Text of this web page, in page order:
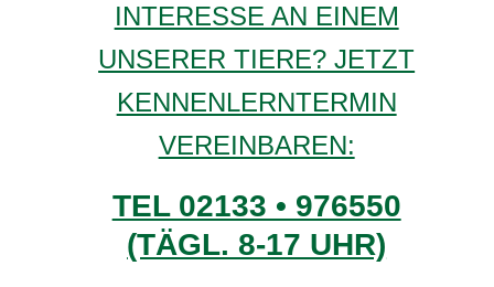
INTERESSE AN EINEM
UNSERER TIERE? JETZT
KENNENLERNTERMIN
VEREINBAREN:
TEL 02133 • 976550
(TÄGL. 8-17 UHR)